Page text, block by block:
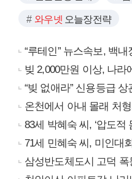
와우넷 오늘장전략
“루테인” 뉴스속보, 백
빚 2,000만원 이상, 나라
“빚 없애라” 신용등급
온천에서 아내 몰래 처
83세 박혜숙 씨, ‘압도적
71세 민혜숙 씨, 미인대
삼성반도체도시 고덕